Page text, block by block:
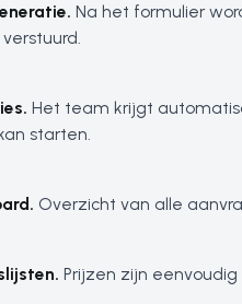
Na het formulier
Het team krijgt
starten.
Overzicht van alle
Prijzen zijn